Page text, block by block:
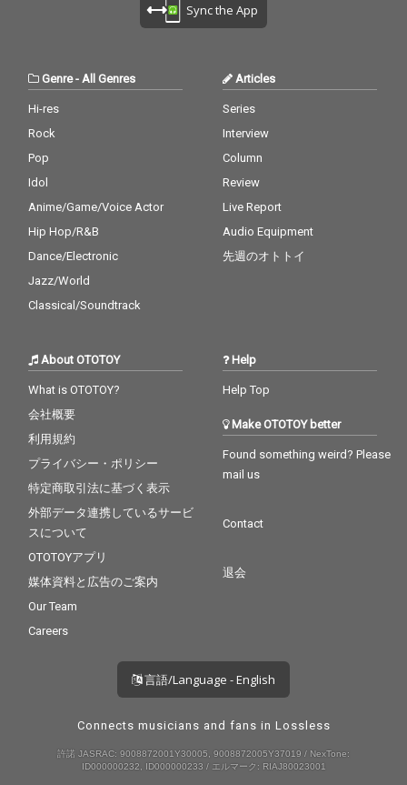
Sync the App
Genre- All Genres
Hi-res
Rock
Pop
Idol
Anime/Game/Voice Actor
Hip Hop/R&B
Dance/Electronic
Jazz/World
Classical/Soundtrack
Articles
Series
Interview
Column
Review
Live Report
Audio Equipment
先週のオトトイ
About OTOTOY
What is OTOTOY?
会社概要
利用規約
プライバシー・ポリシー
特定商取引法に基づく表示
外部データ連携しているサービ
スについて
OTOTOYアプリ
媒体資料と広告のご案内
Our Team
Careers
Help
Help Top
Make OTOTOY better
Found something weird? Please
mail us
Contact
退会
言語/Language - English
Connects musicians and fans in Lossless
許諾 JASRAC: 9008872001Y30005, 9008872005Y37019 / NexTone:
ID000000232, ID000000233 / エルマーク: RIAJ80023001